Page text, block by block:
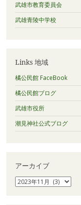
武雄市教育委員会
武雄青陵中学校
Links 地域
橘公民館 FaceBook
橘公民館ブログ
武雄市役所
潮見神社公式ブログ
アーカイブ
ア
ー